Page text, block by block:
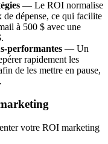
— Le ROI normalise
de dépense, ce qui facilite
à 500 $ avec une
performantes — Un
rapidement les
de les mettre en pause,
votre ROI marketing